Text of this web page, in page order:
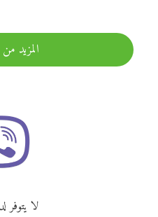
المزيد
لا يتوفر